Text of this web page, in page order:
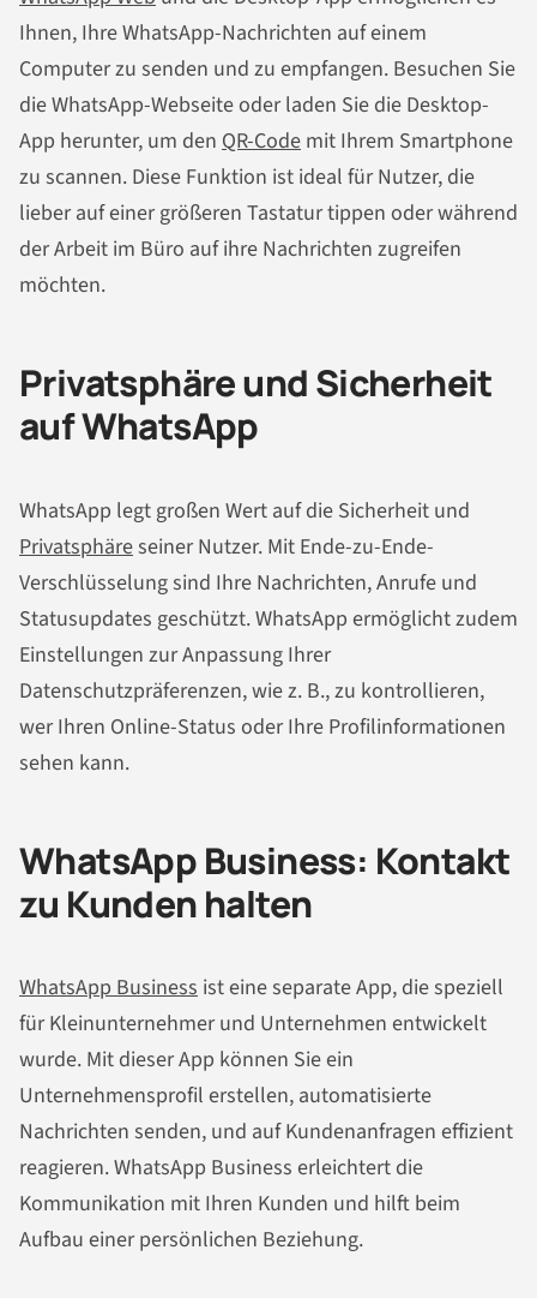
Ihnen, Ihre WhatsApp-Nachrichten auf einem
Computer zu senden und zu empfangen. Besuchen Sie
die WhatsApp-Webseite oder laden Sie die Desktop-
App herunter, um den QR-Code mit Ihrem Smartphone
zu scannen. Diese Funktion ist ideal für Nutzer, die
lieber auf einer größeren Tastatur tippen oder während
der Arbeit im Büro auf ihre Nachrichten zugreifen
möchten.
Privatsphäre und Sicherheit
auf WhatsApp
WhatsApp legt großen Wert auf die Sicherheit und
Privatsphäreseiner Nutzer. Mit Ende-zu-Ende-
Verschlüsselung sind Ihre Nachrichten, Anrufe und
Statusupdates geschützt. WhatsApp ermöglicht zudem
Einstellungen zur Anpassung Ihrer
Datenschutzpräferenzen, wie z. B., zu kontrollieren,
wer Ihren Online-Status oder Ihre Profilinformationen
sehen kann.
WhatsApp Business: Kontakt
zu Kunden halten
WhatsApp Business ist eine separate App, die speziell
für Kleinunternehmer und Unternehmen entwickelt
wurde. Mit dieser App können Sie ein
Unternehmensprofil erstellen, automatisierte
Nachrichten senden, und auf Kundenanfragen effizient
reagieren. WhatsApp Business erleichtert die
Kommunikation mit Ihren Kunden und hilft beim
Aufbau einer persönlichen Beziehung.